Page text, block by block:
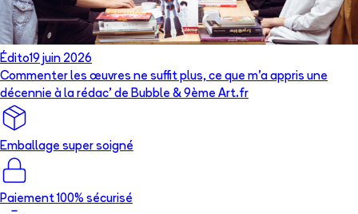
Édito19 juin 2026
Commenter les œuvres ne suffit plus, ce que m’a appris une
décennie à la rédac’ de Bubble & 9ème Art.fr
Emballage super soigné
Paiement 100% sécurisé